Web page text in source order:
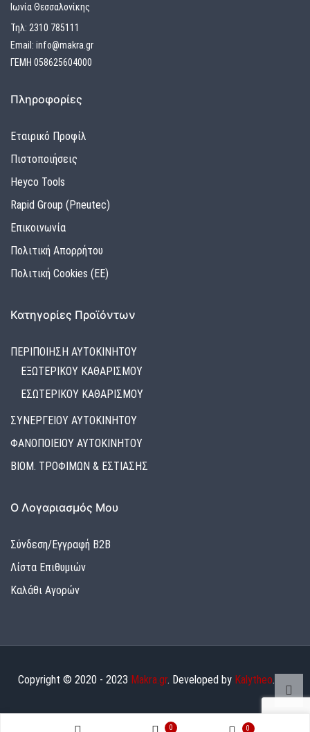
Ιωνία Θεσσαλονίκης
Τηλ: 2310 785111
Email: info@makra.gr
ΓΕΜΗ 058625604000
Πληροφορίες
Εταιρικό Προφίλ
Πιστοποιήσεις
Heyco Tools
Rapid Group (Pneutec)
Επικοινωνία
Πολιτική Απορρήτου
Πολιτική Cookies (ΕΕ)
Κατηγορίες Προϊόντων
ΠΕΡΙΠΟΙΗΣΗ ΑΥΤΟΚΙΝΗΤΟΥ
ΕΞΩΤΕΡΙΚΟΥ ΚΑΘΑΡΙΣΜΟΥ
ΕΣΩΤΕΡΙΚΟΥ ΚΑΘΑΡΙΣΜΟΥ
ΣΥΝΕΡΓΕΙΟΥ ΑΥΤΟΚΙΝΗΤΟΥ
ΦΑΝΟΠΟΙΕΙΟΥ ΑΥΤΟΚΙΝΗΤΟΥ
ΒΙΟΜ. ΤΡΟΦΙΜΩΝ & ΕΣΤΙΑΣΗΣ
Ο Λογαριασμός Μου
Σύνδεση/Εγγραφή Β2Β
Λίστα Επιθυμιών
Καλάθι Αγορών
Copyright © 2020 - 2023 Makra.gr. Developed by Kalytheo.
0 0